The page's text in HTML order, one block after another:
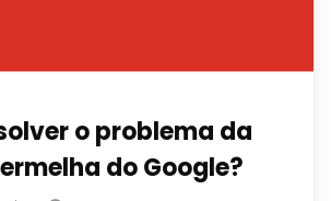
o problema da
do Google?